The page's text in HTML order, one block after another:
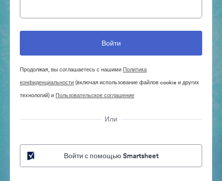
Продолжая, вы соглашаетесь с нашими Политика
конфиденциальности(включая использование файлов cookie и других
технологий) и Пользовательское соглашение
Или
Войти с помощью Smartsheet